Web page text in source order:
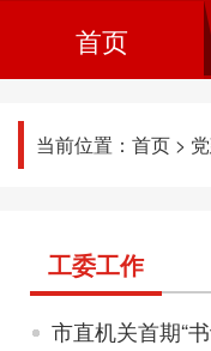
首页
当前位置： 首页 >
工委工作
市直机关首期“